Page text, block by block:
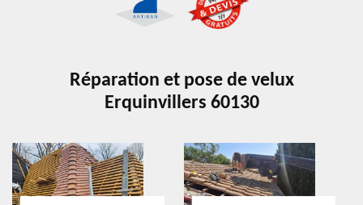
Réparation et pose de velux
Erquinvillers 60130